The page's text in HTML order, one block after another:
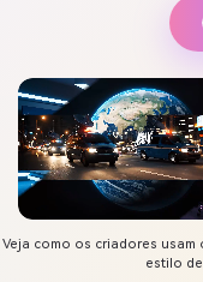
Veja como os criadores
estilo